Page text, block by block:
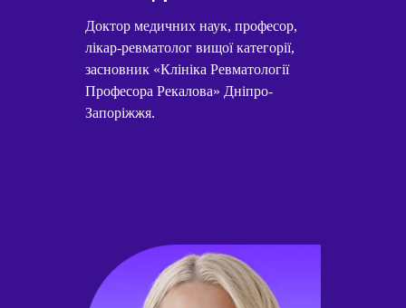
Доктор медичних наук, професор,
лікар-ревматолог вищої категорії,
засновник «Клініка Ревматології
Професора Рекалова» Дніпро-
Запоріжжя.